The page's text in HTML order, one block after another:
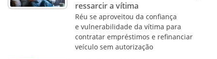
ressarcir a vítima
Réu se aproveitou da confiança
e vulnerabilidade da vítima para
contratar empréstimos e refinanciar
veículo sem autorização